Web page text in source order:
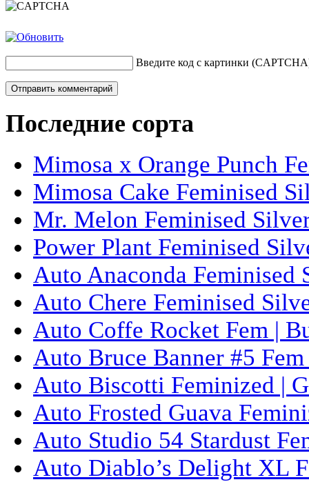
Введите код с картинки
Последние сорта
Mimosa x Orange Punch
Mimosa Cake Feminised
Mr. Melon Feminised
Power Plant Feminised
Auto Anaconda Feminised
Auto Chere Feminised
Auto Coffe Rocket Fem |
Auto Bruce Banner #5
Auto Biscotti Feminized |
Auto Frosted Guava
Auto Studio 54 Stardust
Auto Diablo’s Delight XL